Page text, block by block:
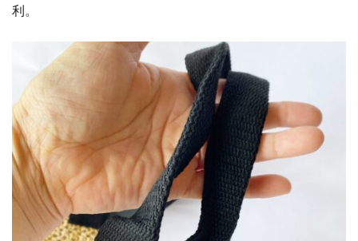
利。